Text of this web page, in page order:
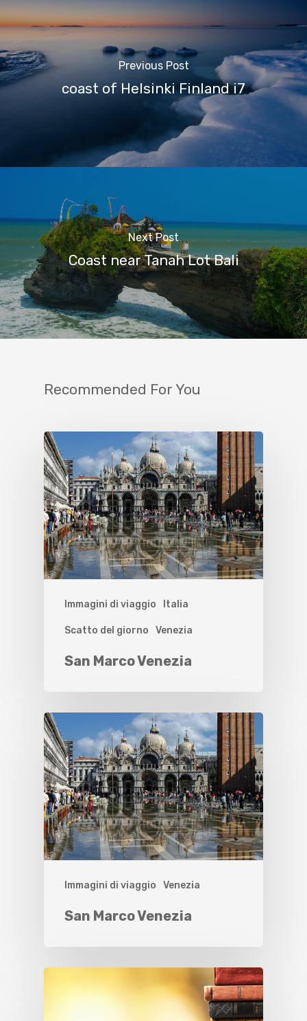
Previous Post
coast of Helsinki Finland i7
Next Post
Coast near Tanah Lot Bali
Recommended For You
Immagini di viaggio Italia
Scatto del giorno Venezia
San Marco Venezia
Immagini di viaggio Venezia
San Marco Venezia